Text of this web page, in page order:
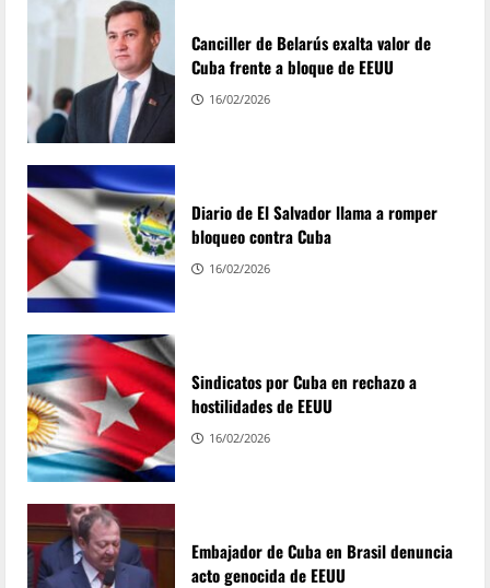
Canciller de Belarús exalta valor de
Cuba frente a bloque de EEUU
16/02/2026
Diario de El Salvador llama a romper
bloqueo contra Cuba
16/02/2026
Sindicatos por Cuba en rechazo a
hostilidades de EEUU
16/02/2026
Embajador de Cuba en Brasil denuncia
acto genocida de EEUU